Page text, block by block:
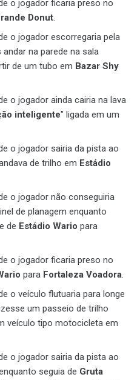
o jogador ficaria preso no
Donut.
o jogador escorregaria pela
na parede na sala
de um tubo em Bazar Shy
o jogador ainda cairia na lava
inteligente" ligada em um
o jogador sairia da pista ao
de trilho em Estádio
o jogador não conseguiria
de planagem enquanto
de Estádio Wario para
o jogador ficaria preso no
para Fortaleza Voadora.
o veículo flutuaria para longe
um passeio de trilho
veículo tipo motocicleta em
o jogador sairia da pista ao
seguia de Gruta